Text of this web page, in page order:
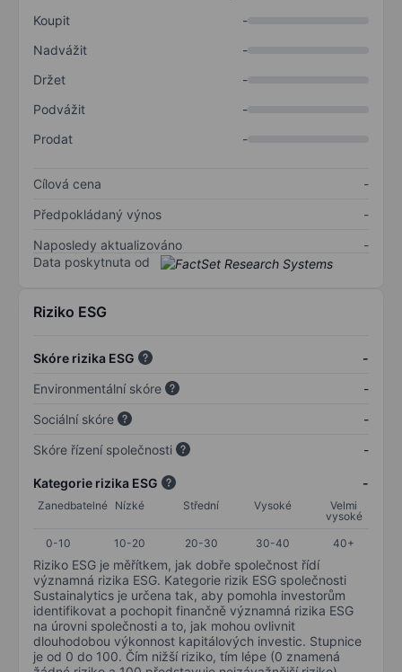
Koupit
-
Nadvážit
-
Držet
-
Podvážit
-
Prodat
-
Cílová cena
-
Předpokládaný výnos
-
Naposledy aktualizováno
-
Data poskytnuta od
Riziko ESG
Skóre rizika ESG
-
Environmentální skóre
-
Sociální skóre
-
Skóre řízení společnosti
-
Kategorie rizika ESG -
Zanedbatelné Nízké Střední Vysoké
Velmi
vysoké
0-10
10-20 20-30 30-40 40+
Riziko ESG je měřítkem, jak dobře společnost řídí
významná rizika ESG. Kategorie rizik ESG společnosti
Sustainalytics je určena tak, aby pomohla investorům
identifikovat a pochopit finančně významná rizika ESG
na úrovni společnosti a to, jak mohou ovlivnit
dlouhodobou výkonnost kapitálových investic. Stupnice
je od 0 do 100. Čím nižší riziko, tím lépe (0 znamená